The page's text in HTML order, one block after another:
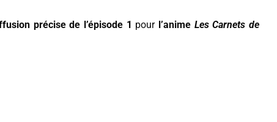
précise de l’épisode 1 pour l’anime Les Carnets de